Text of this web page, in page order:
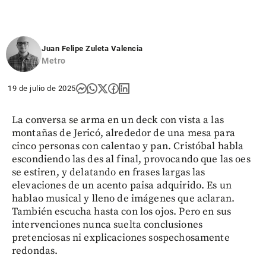
Juan Felipe Zuleta Valencia
Metro
19 de julio de 2025
La conversa se arma en un deck con vista a las
montañas de Jericó, alrededor de una mesa para
cinco personas con calentao y pan. Cristóbal habla
escondiendo las des al final, provocando que las oes
se estiren, y delatando en frases largas las
elevaciones de un acento paisa adquirido. Es un
hablao musical y lleno de imágenes que aclaran.
También escucha hasta con los ojos. Pero en sus
intervenciones nunca suelta conclusiones
pretenciosas ni explicaciones sospechosamente
redondas.